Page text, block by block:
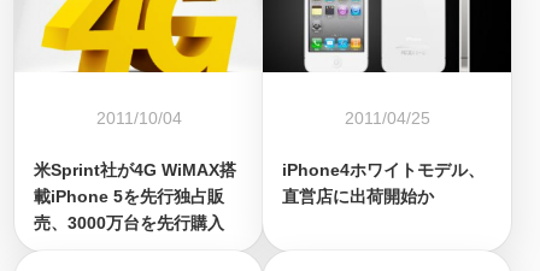
2011/10/04
米Sprint社が4G WiMAX搭
載iPhone 5を先行独占販
売、3000万台を先行購入
2011/04/25
iPhone4ホワイトモデル、
直営店に出荷開始か